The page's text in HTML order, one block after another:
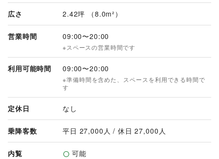
広さ 2.42坪 （8.0m²）
営業時間 09:00〜20:00
※スペースの営業時間です
利用可能時間 09:00〜20:00
※準備時間を含めた、スペースを利用できる時間で
す
定休日 なし
乗降客数 平日 27,000 人 / 休日 27,000 人
内覧 可能